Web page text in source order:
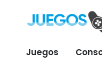
Juegos